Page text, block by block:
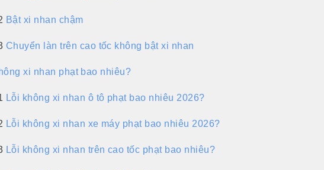
Bật xi nhan chậm
Chuyển làn trên cao tốc không bật xi nhan
xi nhan phạt bao nhiêu?
Lỗi không xi nhan ô tô phạt bao nhiêu 2026?
Lỗi không xi nhan xe máy phạt bao nhiêu 2026?
Lỗi không xi nhan trên cao tốc phạt bao nhiêu?